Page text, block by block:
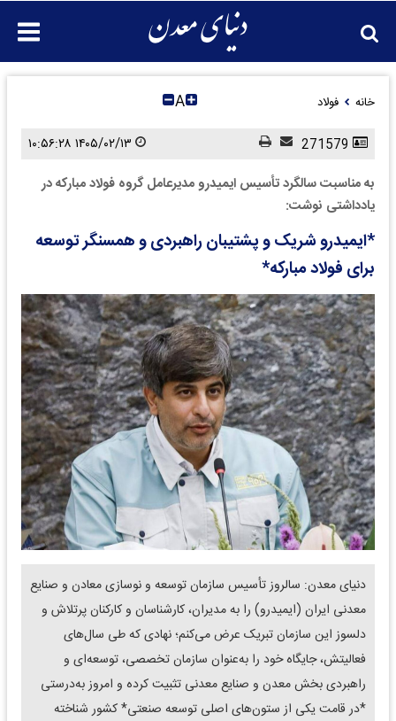
خانه فولاد A
به مناسبت سالگرد تأسیس ایمیدرو مدیرعامل گروه فولاد مبارکه در
یادداشتی نوشت:
*ایمیدرو شریک و پشتیبان راهبردی و همسنگر توسعه
برای فولاد مبارکه*
دنیای معدن: سالروز تأسیس سازمان توسعه و نوسازی معادن و صنایع
معدنی ایران (ایمیدرو) را به مدیران، کارشناسان و کارکنان پرتلاش و
دلسوز این سازمان تبریک عرض می‌کنم؛ نهادی که طی سال‌های
فعالیتش، جایگاه خود را به‌عنوان سازمان تخصصی، توسعه‌ای و
راهبردی بخش معدن و صنایع معدنی تثبیت کرده و امروز به‌درستی
*در قامت یکی از ستون‌های اصلی توسعه صنعتی* کشور شناخته